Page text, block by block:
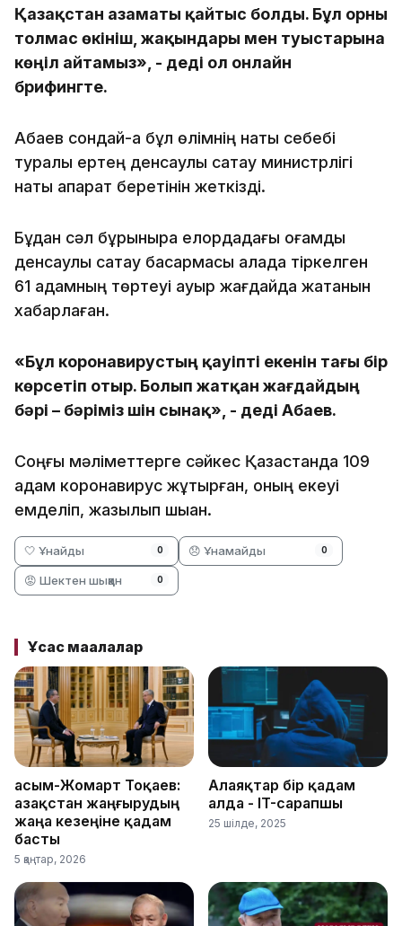
Қазақстан азаматы қайтыс болды. Бұл орны
толмас өкініш, жақындары мен туыстарына
көңіл айтамыз», - деді ол онлайн
брифингте.
Абаев сондай-ақ бұл өлімнің нақты себебі
туралы ертең денсаулық сақтау министрлігі
нақты ақпарат беретінін жеткізді.
Бұдан сәл бұрынырақ елордадағы қоғамдық
денсаулық сақтау басқармасы қалада тіркелген
61 адамның төртеуі ауыр жағдайда жатқанын
хабарлаған.
«Бұл коронавирустың қауіпті екенін тағы бір
көрсетіп отыр. Болып жатқан жағдайдың
бәрі – бәріміз үшін сынақ», - деді Абаев.
Соңғы мәліметтерге сәйкес Қазақстанда 109
адам коронавирус жұқтырған, оның екеуі
емделіп, жазылып шыққан.
🤍 Ұнайды 0 😞 Ұнамайды 0
😡 Шектен шыққан 0
Ұқсас мақалалар
Қасым-Жомарт Тоқаев:
Қазақстан жаңғырудың
жаңа кезеңіне қадам
басты
5 қаңтар, 2026
Алаяқтар бір қадам
алда - IT-сарапшы
25 шілде, 2025